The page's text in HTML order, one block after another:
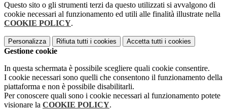
Questo sito o gli strumenti terzi da questo utilizzati si avvalgono di
cookie necessari al funzionamento ed utili alle finalità illustrate nella
COOKIE POLICY.
Personalizza Rifiuta tutti i cookies Accetta tutti i cookies
Gestione cookie
In questa schermata è possibile scegliere quali cookie consentire.
I cookie necessari sono quelli che consentono il funzionamento della
piattaforma e non è possibile disabilitarli.
Per conoscere quali sono i cookie necessari al funzionamento potete
visionare la COOKIE POLICY.